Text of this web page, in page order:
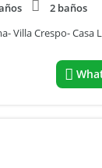
2 baños
Villa Crespo- Casa